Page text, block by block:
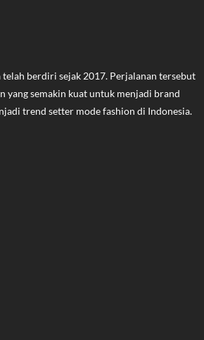
berdiri sejak 2017. Perjalanan tersebut
yang semakin kuat untuk menjadi brand
trend setter mode fashion di Indonesia.